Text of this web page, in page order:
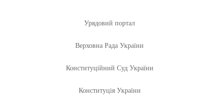
Урядовий портал
Верховна Рада України
Конституційний Суд України
Конституція України